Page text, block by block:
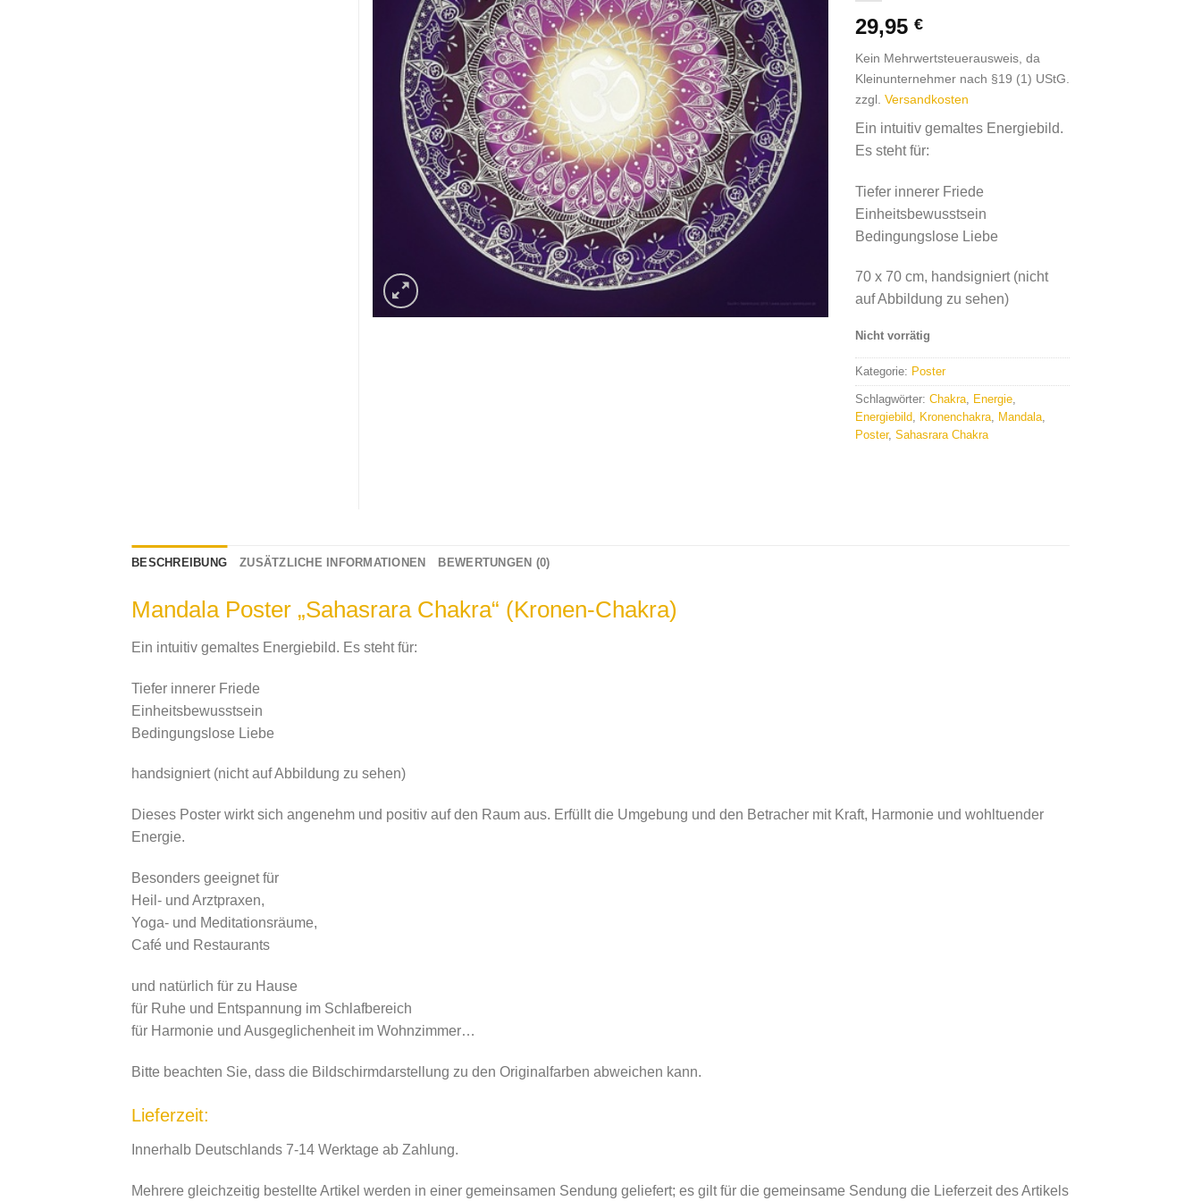
29,95 €
Kein Mehrwertsteuerausweis, da
Kleinunternehmer nach §19 (1) UStG.
zzgl. Versandkosten
Ein intuitiv gemaltes Energiebild.
Es steht für:
Tiefer innerer Friede
Einheitsbewusstsein
Bedingungslose Liebe
70 x 70 cm, handsigniert (nicht
auf Abbildung zu sehen)
Nicht vorrätig
Kategorie: Poster
Schlagwörter: Chakra, Energie,
Energiebild, Kronenchakra, Mandala,
Poster, Sahasrara Chakra
BESCHREIBUNG ZUSÄTZLICHE INFORMATIONEN BEWERTUNGEN (0)
Mandala Poster „Sahasrara Chakra“ (Kronen-Chakra)
Ein intuitiv gemaltes Energiebild. Es steht für:
Tiefer innerer Friede
Einheitsbewusstsein
Bedingungslose Liebe
handsigniert (nicht auf Abbildung zu sehen)
Dieses Poster wirkt sich angenehm und positiv auf den Raum aus. Erfüllt die Umgebung und den Betracher mit Kraft, Harmonie und wohltuender
Energie.
Besonders geeignet für
Heil- und Arztpraxen,
Yoga- und Meditationsräume,
Café und Restaurants
und natürlich für zu Hause
für Ruhe und Entspannung im Schlafbereich
für Harmonie und Ausgeglichenheit im Wohnzimmer…
Bitte beachten Sie, dass die Bildschirmdarstellung zu den Originalfarben abweichen kann.
Lieferzeit:
Innerhalb Deutschlands 7-14 Werktage ab Zahlung.
Mehrere gleichzeitig bestellte Artikel werden in einer gemeinsamen Sendung geliefert; es gilt für die gemeinsame Sendung die Lieferzeit des Artikels